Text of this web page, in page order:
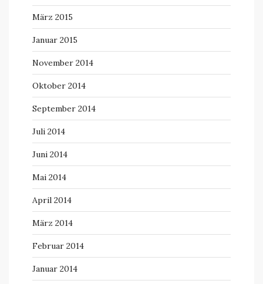
März 2015
Januar 2015
November 2014
Oktober 2014
September 2014
Juli 2014
Juni 2014
Mai 2014
April 2014
März 2014
Februar 2014
Januar 2014